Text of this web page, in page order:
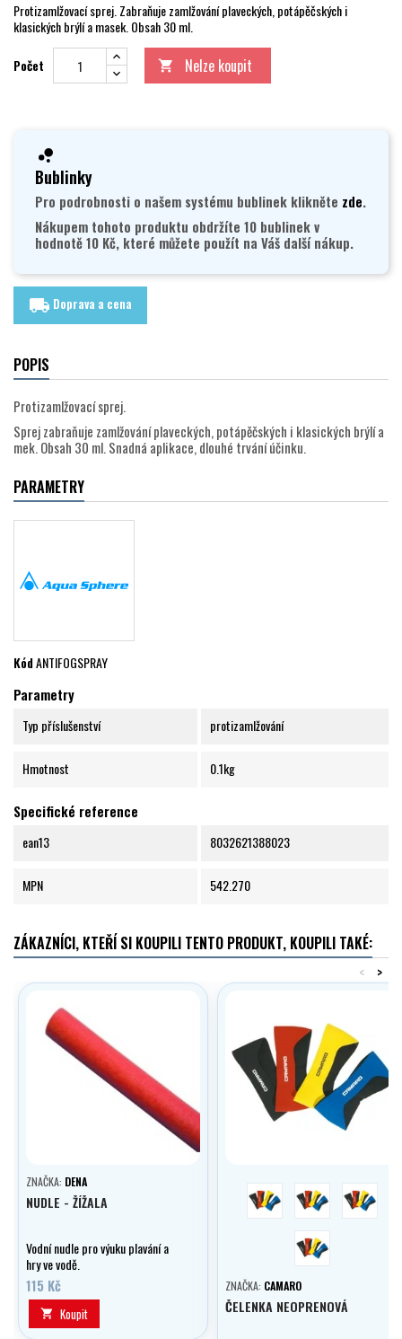
Protizamlžovací sprej. Zabraňuje zamlžování plaveckých, potápěčských i
klasických brýlí a masek. Obsah 30 ml.
Počet  Nelze koupit
Bublinky
Pro podrobnosti o našem systému bublinek klikněte zde.
Nákupem tohoto produktu obdržíte 10 bublinek v
hodnotě 10 Kč, které můžete použít na Váš další nákup.
local_shipping Doprava a cena
POPIS
Protizamlžovací sprej.
Sprej zabraňuje zamlžování plaveckých, potápěčských i klasických brýlí a
mek. Obsah 30 ml. Snadná aplikace, dlouhé trvání účinku.
PARAMETRY
KódANTIFOGSPRAY
Parametry
Typ příslušenství protizamlžování
Hmotnost 0.1kg
Specifické reference
ean13 8032621388023
MPN 542.270
ZÁKAZNÍCI, KTEŘÍ SI KOUPILI TENTO PRODUKT, KOUPILI TAKÉ:
>
<
ZNAČKA: DENA
NUDLE - ŽÍŽALA
Vodní nudle pro výuku plavání a
hry ve vodě.
115 Kč
 Koupit
modrá černá žlutá
červená
ZNAČKA: CAMARO
ČELENKA NEOPRENOVÁ